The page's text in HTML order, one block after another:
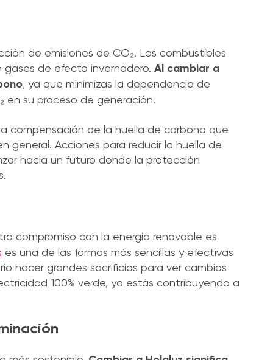
de emisiones de CO₂. Los combustibles
gases de efecto invernadero. Al cambiar a
, ya que minimizas la dependencia de
en su proceso de generación.
compensación de la huella de carbono que
general. Acciones para reducir la huella de
hacia un futuro donde la protección
compromiso con la energía renovable es
es una de las formas más sencillas y efectivas
hacer grandes sacrificios para ver cambios
100% verde, ya estás contribuyendo a